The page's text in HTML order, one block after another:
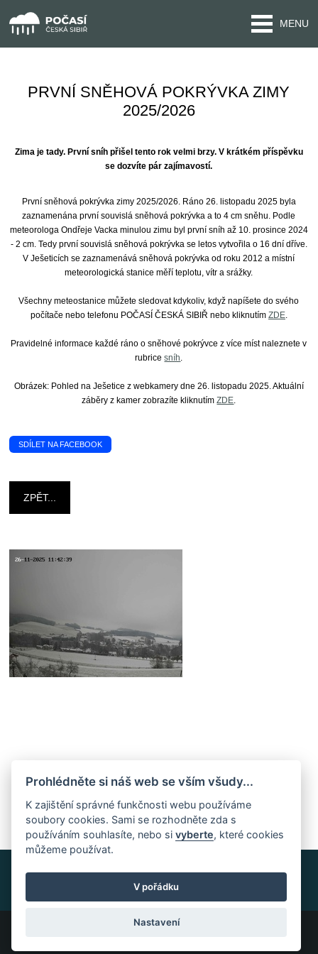
MENU
PRVNÍ SNĚHOVÁ POKRÝVKA ZIMY
2025/2026
Zima je tady. První sníh přišel tento rok velmi brzy. V krátkém příspěvku
se dozvíte pár zajímavostí.
První sněhová pokrývka zimy 2025/2026. Ráno 26. listopadu 2025 byla
zaznamenána první souvislá sněhová pokrývka a to 4 cm sněhu. Podle
meteorologa Ondřeje Vacka minulou zimu byl první sníh až 10. prosince 2024
- 2 cm. Tedy první souvislá sněhová pokrývka se letos vytvořila o 16 dní dříve.
V Ješeticích se zaznamenává sněhová pokrývka od roku 2012 a místní
meteorologická stanice měří teplotu, vítr a srážky.
Všechny meteostanice můžete sledovat kdykoliv, když napíšete do svého
počítače nebo telefonu POČASÍ ČESKÁ SIBIŘ nebo kliknutím ZDE.
Pravidelné informace každé ráno o sněhové pokrývce z více míst naleznete v
rubricesníh.
Obrázek: Pohled na Ješetice z webkamery dne 26. listopadu 2025. Aktuální
záběry z kamer zobrazíte kliknutímZDE.
SDÍLET NA FACEBOOK
ZPĚT...
Prohlédněte si náš web se vším všudy...
K zajištění správné funkčnosti webu používáme
soubory cookies. Sami se rozhodněte zda s
používáním souhlasíte, nebo si vyberte, které cookies
můžeme používat.
V pořádku
Nastavení